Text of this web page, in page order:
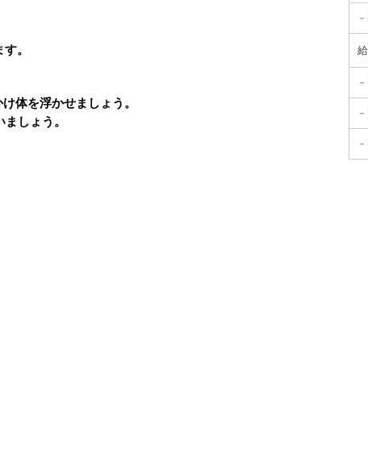
。
体を浮かせましょう。
しょう。